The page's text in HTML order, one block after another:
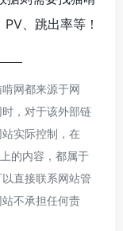
、跳出率等！
网都来源于网
，对于该外部链
实际控制，在
的内容，都属于
直接联系网站管
不承担任何责